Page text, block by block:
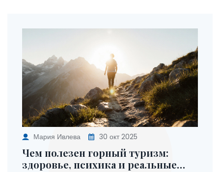
Мария Ивлева 30 окт 2025
Чем полезен горный туризм:
здоровье, психика и реальные